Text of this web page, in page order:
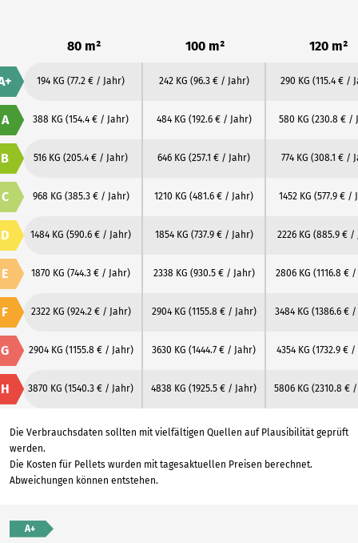
80 m² 100 m² 120 m²
194 KG (77.2 € / Jahr) 242 KG (96.3 € / Jahr) 290 KG (115.4 € /
A 388 KG (154.4 € / Jahr) 484 KG (192.6 € / Jahr) 580 KG (230.8 € /
B 516 KG (205.4 € / Jahr) 646 KG (257.1 € / Jahr) 774 KG (308.1 € /
C 968 KG (385.3 € / Jahr) 1210 KG (481.6 € / Jahr) 1452 KG (577.9 € /
D 1484 KG (590.6 € / Jahr) 1854 KG (737.9 € / Jahr) 2226 KG (885.9 € /
E 1870 KG (744.3 € / Jahr) 2338 KG (930.5 € / Jahr) 2806 KG (1116.8 €
F 2322 KG (924.2 € / Jahr) 2904 KG (1155.8 € / Jahr) 3484 KG (1386.6 €
G 2904 KG (1155.8 € / Jahr) 3630 KG (1444.7 € / Jahr) 4354 KG (1732.9 € /
H 3870 KG (1540.3 € / Jahr) 4838 KG (1925.5 € / Jahr) 5806 KG (2310.8 €
Die Verbrauchsdaten sollten mit vielfältigen Quellen auf Plausibilität geprüft
werden.
Die Kosten für Pellets wurden mit tagesaktuellen Preisen berechnet.
Abweichungen können entstehen.
A+